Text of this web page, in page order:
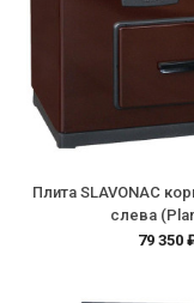
Плита SLAVONAC
слева
79 350